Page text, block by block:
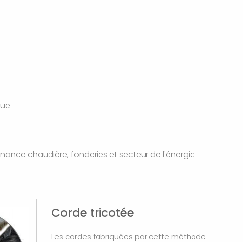
chaudière, fonderies et secteur de l'énergie
Corde tricotée
Les cordes fabriquées par cette méthode